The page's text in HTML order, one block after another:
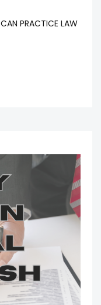
PRACTICE LAW